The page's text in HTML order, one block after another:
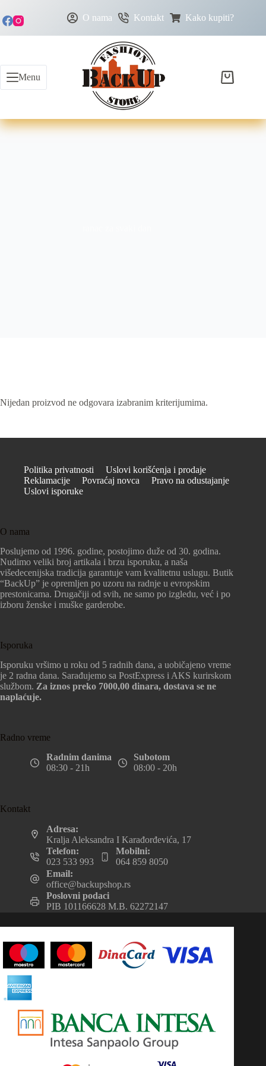
O nama Kontakt Kako kupiti?
Menu
Nijedan proizvod ne odgovara izabranim kriterijumima.
Politika privatnosti
Uslovi korišćenja i prodaje
Reklamacije
Povraćaj novca
Pravo na odustajanje
Uslovi isporuke
O nama
Poslujemo od 1996. godine, postojimo duže od 30. godina.
Nudimo veliki broj artikala i brzu isporuku, a naša
višedecenijska tradicija garantuje vam kvalitetnu uslugu. Butik
“BackUp” je opremljen po uzoru na radnje u evropskim
prestonicama. Drugačiji od svih, ne samo po izgledu, već i po
izboru ženske i muške garderobe.
Isporuka
Isporuku vršimo u roku od 5 radnih dana, a uobičajeno vreme
je 2 radna dana. Sarađujemo sa PostExpress i AKS kurirskom
službom. Za iznos preko 7000,00 dinara, dostava se ne
naplaćuje.
Radno vreme
Radnim danima
08:30 - 21h
Subotom
08:00 - 20h
Kontakt
Adresa:
Kralja Aleksandra I Karađorđevića, 17
Telefon:
023 533 993
Mobilni:
064 859 8050
Email:
office@backupshop.rs
Poslovni podaci
PIB 101166628 M.B. 62272147